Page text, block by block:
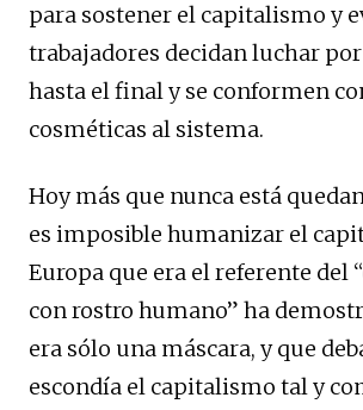
para sostener el capitalismo y
trabajadores decidan luchar
hasta el final y se conformen
cosméticas al sistema.
Hoy más que nunca está
es imposible humanizar el
Europa que era el referente del
con rostro humano” ha
era sólo una máscara, y que
escondía el capitalismo tal y